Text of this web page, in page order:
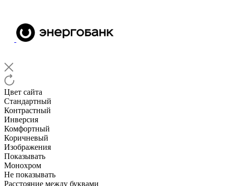
Цвет сайта
Стандартный
Контрастный
Инверсия
Комфортный
Коричневый
Изображения
Показывать
Монохром
Не показывать
Расстояние между буквами